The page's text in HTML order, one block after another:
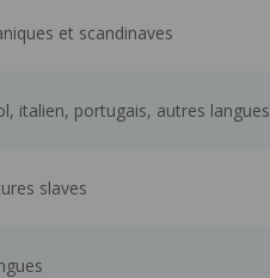
et scandinaves
italien, portugais, autres langues
slaves